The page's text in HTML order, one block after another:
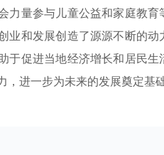
力量参与儿童公益和家庭教
业和发展创造了源源不断的
于促进当地经济增长和居民
，进一步为未来的发展奠定基